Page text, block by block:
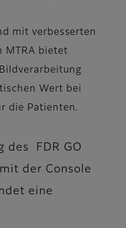
mit verbesserten
MTRA bietet
Wert bei
die Patienten.
des FDR GO
der Console
eine